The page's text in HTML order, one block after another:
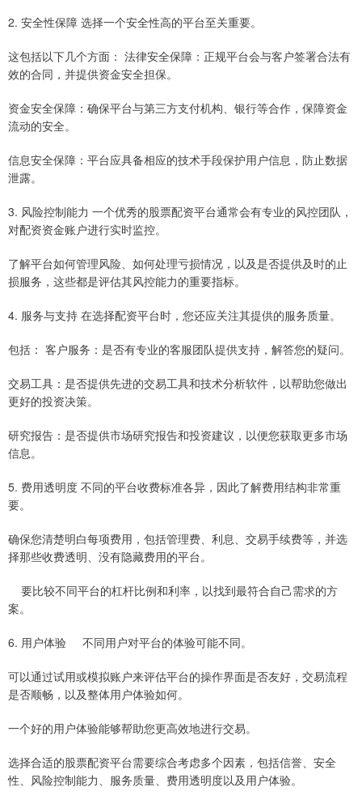
2. 安全性保障 选择一个安全性高的平台至关重要。
这包括以下几个方面： 法律安全保障：正规平台会与客户签署合法有
效的合同，并提供资金安全担保。
资金安全保障：确保平台与第三方支付机构、银行等合作，保障资金
流动的安全。
信息安全保障：平台应具备相应的技术手段保护用户信息，防止数据
泄露。
3. 风险控制能力 一个优秀的股票配资平台通常会有专业的风控团队，
对配资资金账户进行实时监控。
了解平台如何管理风险、如何处理亏损情况，以及是否提供及时的止
损服务，这些都是评估其风控能力的重要指标。
4. 服务与支持 在选择配资平台时，您还应关注其提供的服务质量。
包括： 客户服务：是否有专业的客服团队提供支持，解答您的疑问。
交易工具：是否提供先进的交易工具和技术分析软件，以帮助您做出
更好的投资决策。
研究报告：是否提供市场研究报告和投资建议，以便您获取更多市场
信息。
5. 费用透明度 不同的平台收费标准各异，因此了解费用结构非常重
要。
确保您清楚明白每项费用，包括管理费、利息、交易手续费等，并选
择那些收费透明、没有隐藏费用的平台。
要比较不同平台的杠杆比例和利率，以找到最符合自己需求的方
案。
6. 用户体验 不同用户对平台的体验可能不同。
可以通过试用或模拟账户来评估平台的操作界面是否友好，交易流程
是否顺畅，以及整体用户体验如何。
一个好的用户体验能够帮助您更高效地进行交易。
选择合适的股票配资平台需要综合考虑多个因素，包括信誉、安全
性、风险控制能力、服务质量、费用透明度以及用户体验。